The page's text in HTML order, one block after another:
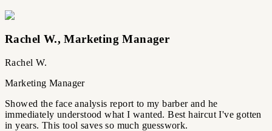
Rachel W.,Marketing Manager
Rachel W.
Marketing Manager
Showed the face analysis report to my barber and he
immediately understood what I wanted. Best haircut I've gotten
in years. This tool saves so much guesswork.